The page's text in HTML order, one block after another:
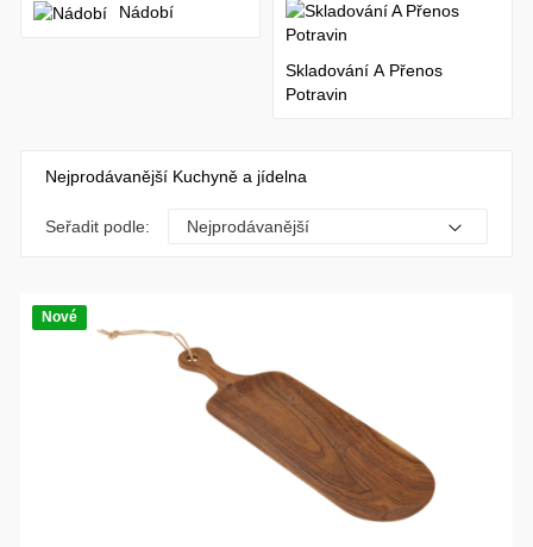
Nádobí
Skladování A Přenos
Potravin
Nejprodávanější Kuchyně a jídelna
Seřadit podle:
Nové